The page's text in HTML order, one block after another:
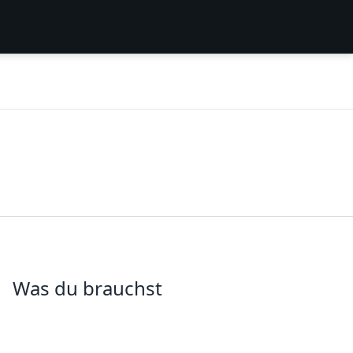
Was du brauchst